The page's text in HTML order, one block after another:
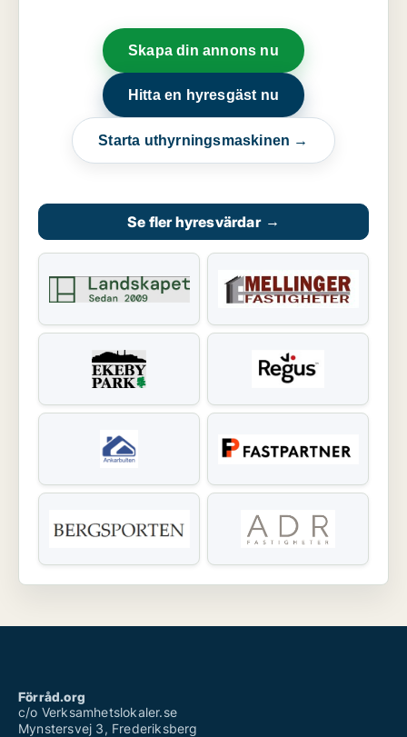
Skapa din annons nu
Hitta en hyresgäst nu
Starta uthyrningsmaskinen →
Se fler hyresvärdar →
Förråd.org
c/o Verksamhetslokaler.se
Mynstersvej 3, Frederiksberg